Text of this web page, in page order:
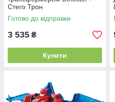
Стего Трон
Готово до відправки
3 535 ₴
Купити